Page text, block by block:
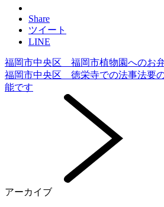
Share
ツイート
LINE
福岡市中央区 福岡市植物園へのお
福岡市中央区 徳栄寺での法事法要
能です
アーカイブ